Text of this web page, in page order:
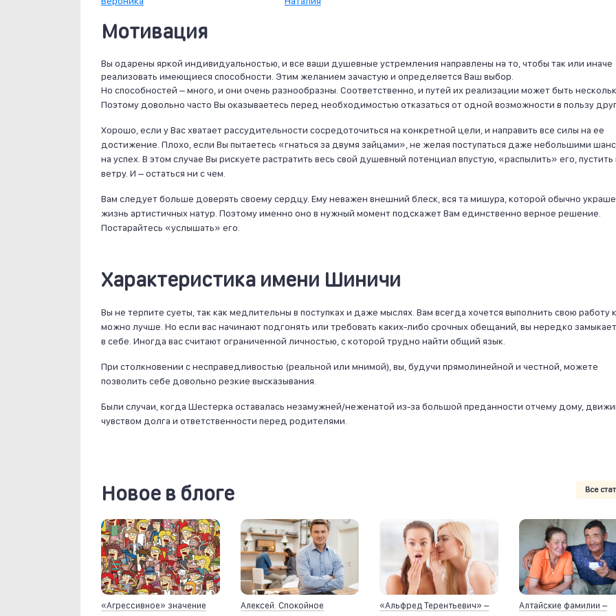
Мотивация
Вы одарены яркой индивидуальностью, и все ваши душевные устремления направлены на то, чтобы так или иначе
реализовать имеющиеся способности. Этим желанием зачастую и определяется Ваш выбор.
Но способностей – много, и они очень разнообразны. Соответственно, и путей их реализации может быть
Поэтому довольно часто Вы оказываетесь перед необходимостью отказаться от одной возможности в пользу
Хорошо, если у Вас хватает рассудительности сосредоточиться на конкретной цели, и направить все силы на ее
достижение. Плохо, если Вы пытаетесь «гнаться за двумя зайцами», не желая поступаться даже небольшими
на успех. В этом случае Вы рискуете растратить весь свой душевный потенциал впустую, «распылить» его, пустить
ветру. И – остаться ни с чем.
Вам следует больше доверять своему сердцу. Ему неважен внешний блеск, вся та мишура, которой обычно
жизнь артистичных натур. Поэтому именно оно в нужный момент подскажет Вам единственно верное решение.
Постарайтесь «услышать» его.
Характеристика имени Шиничи
Вы не терпите суеты, так как медлительны в поступках и даже мыслях. Вам всегда хочется выполнить свою работу
можно лучше. Но если вас начинают подгонять или требовать каких-либо срочных обещаний, вы нередко
в себе. Иногда вас считают ограниченной личностью, с которой трудно найти общий язык.
При столкновении с несправедливостью (реальной или мнимой), вы, будучи прямолинейной и честной, можете
позволить себе довольно резкие высказывания.
Были случаи, когда Шестерка оставалась незамужней/неженатой из-за большой преданности отчему дому,
чувством долга и ответственности перед родителями.
Новое в блоге Все
«Агрессивное» значение
Алексей. Спокойное
«Альфред Терентьевич» –
Алтайские фамилии –